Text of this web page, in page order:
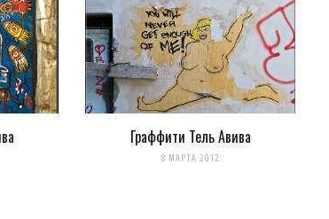
комментариев.
Граффити Тель Авива
8 МАРТА 2012